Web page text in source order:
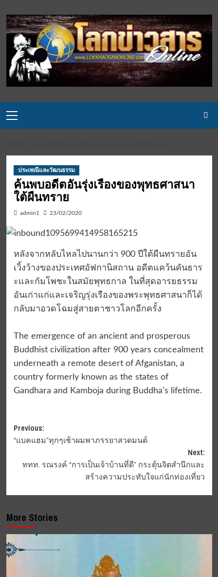
to
content
Menu
ประเพณีและวัฒนธรรม
ค้นพบอดีตอันรุ่งเรืองของพุทธศาสนา
ใต้ผืนทราย
admin1 23/02/2020
หลังจากหลับไหลไปนานกว่า 900 ปีใต้ผืนทรายอัน
เวิ้งว้างของประเทศอัฟกานิสถาน อดีตแคว้นคันธาร
ะและกัมโพชะในสมัยพุทธกาล ในที่สุดอารยธรรม
อันเก่าแก่และเจริญรุ่งเรืองของพระพุทธศาสนาก็ได้
กลับมาอวดโฉมสู่สายตาชาวโลกอีกครั้ง
The emergence of an ancient and prosperous
Buddhist civilization after 900 years concealment
underneath a remote desert of Afganistan, a
country formerly known as the states of
Gandhara and Kamboja during Buddha’s lifetime.
Post
navigation
Previous:
“แบคแฮม”ทุกๆเช้าผมพาภรรยาสวดมนต์
Next:
ททท. รณรงค์ “การเป็นเจ้าบ้านที่ดี” กระตุ้นจิตสำนึกและ
สร้างความประทับใจแก่นักท่องเที่ยว
More Stories